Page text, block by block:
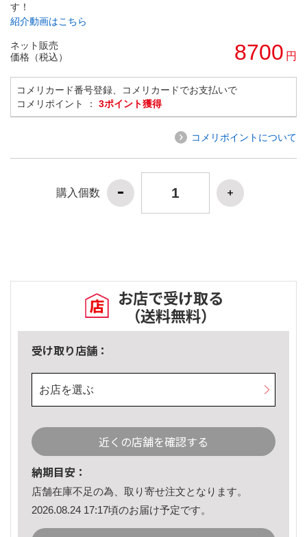
す！
紹介動画はこちら
ネット販売
価格（税込）
8700 円
コメリカード番号登録、コメリカードでお支払いで
コメリポイント ： 3ポイント獲得
コメリポイントについて
購入個数
お店で受け取る
（送料無料）
受け取り店舗：
お店を選ぶ
近くの店舗を確認する
納期目安：
店舗在庫不足の為、取り寄せ注文となります。
2026.08.24 17:17頃のお届け予定です。